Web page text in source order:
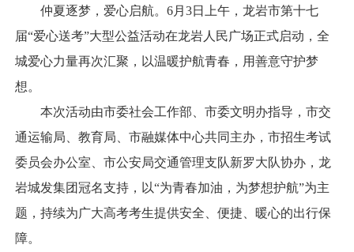
仲夏逐梦，爱心启航。6月3日上午，龙岩市第十七
届“爱心送考”大型公益活动在龙岩人民广场正式启动，全
城爱心力量再次汇聚，以温暖护航青春，用善意守护梦
想。
本次活动由市委社会工作部、市委文明办指导，市交
通运输局、教育局、市融媒体中心共同主办，市招生考试
委员会办公室、市公安局交通管理支队新罗大队协办，龙
岩城发集团冠名支持，以“为青春加油，为梦想护航”为主
题，持续为广大高考考生提供安全、便捷、暖心的出行保
障。